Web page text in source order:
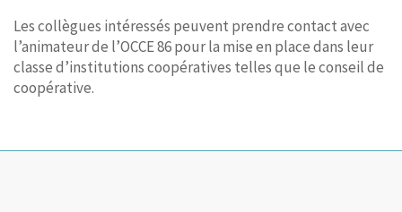
Les collègues intéressés peuvent prendre contact avec
l’animateur de l’OCCE 86 pour la mise en place dans leur
classe d’institutions coopératives telles que le conseil de
coopérative.